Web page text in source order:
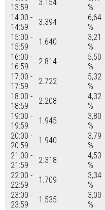
13:59
3.154
%
14:00 -
14:59
3.394
6,64
%
15:00 -
15:59
1.640
3,21
%
16:00 -
16:59
2.814
5,50
%
17:00 -
17:59
2.722
5,32
%
18:00 -
18:59
2.208
4,32
%
19:00 -
19:59
1.945
3,80
%
20:00 -
20:59
1.940
3,79
%
21:00 -
21:59
2.318
4,53
%
22:00 -
22:59
1.709
3,34
%
23:00 -
23:59
1.535
3,00
%